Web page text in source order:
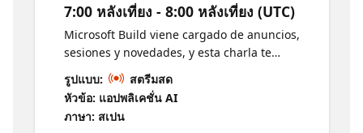
7:00 หลังเที่ยง - 8:00 หลังเที่ยง (UTC)
Microsoft Build viene cargado de anuncios,
sesiones y novedades, y esta charla te
ayudará a enfocarte en lo más relevante.
Compartiremos una mirada desde DevRel y
GitHub sobre los temas clave, las sesiones
imperdibles y las mejores formas de seguir
รูปแบบ:
สตรีมสด
หัวข้อ: แอปพลิเคชั่น AI
ภาษา: สเปน